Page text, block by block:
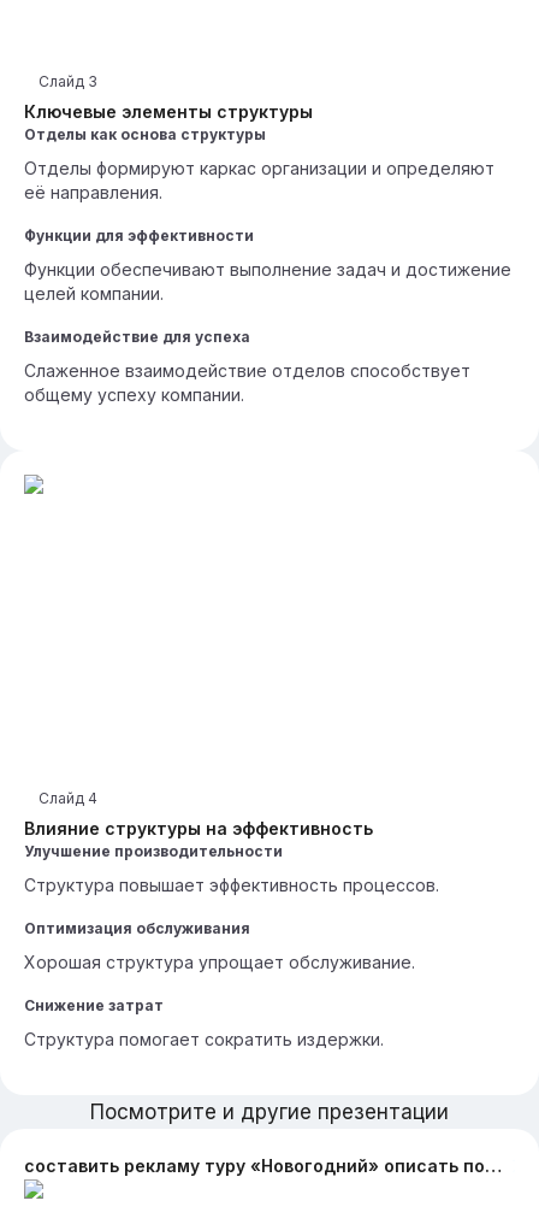
Ключевые элементы структуры
Слайд 3
Отделы как основа структуры
Отделы формируют каркас организации и определяют
её направления.
Функции для эффективности
Функции обеспечивают выполнение задач и достижение
целей компании.
Взаимодействие для успеха
Слаженное взаимодействие отделов способствует
общему успеху компании.
Влияние структуры на эффективность
Слайд 4
Улучшение производительности
Структура повышает эффективность процессов.
Оптимизация обслуживания
Хорошая структура упрощает обслуживание.
Снижение затрат
Структура помогает сократить издержки.
Посмотрите и другие презентации
составить рекламу туру «Новогодний» описать подробно маршрут тура, питание(цена), проживание(где, цена). добавить общую сумму за тур